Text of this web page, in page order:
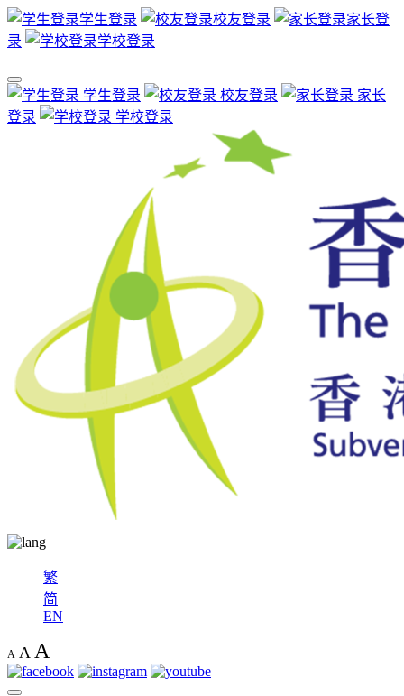
学生登录 校友登录
家长登
录
学校登录
学生登录 校友登录
家长
登录
学校登录
繁
简
EN
A A A